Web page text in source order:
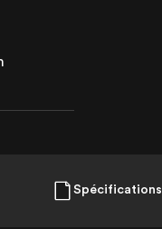
Spécifications